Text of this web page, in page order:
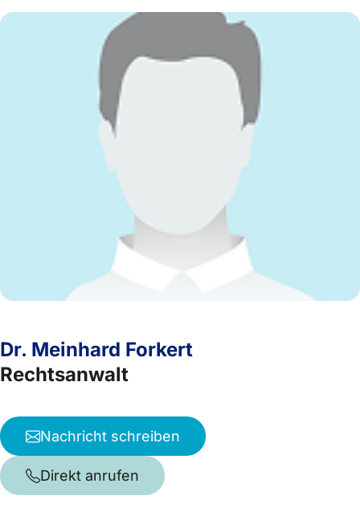
Dr. Meinhard Forkert
Rechtsanwalt
Nachricht schreiben
Direkt anrufen